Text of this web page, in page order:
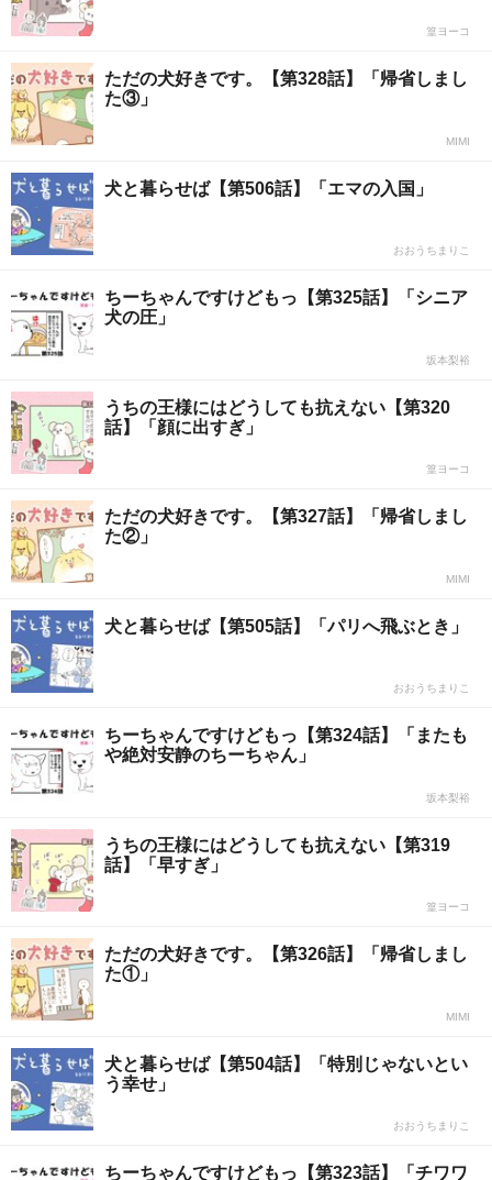
篁ヨーコ
ただの犬好きです。【第328話】「帰省しまし
た③」
MIMI
犬と暮らせば【第506話】「エマの入国」
おおうちまりこ
ちーちゃんですけどもっ【第325話】「シニア
犬の圧」
坂本梨裕
うちの王様にはどうしても抗えない【第320
話】「顔に出すぎ」
篁ヨーコ
ただの犬好きです。【第327話】「帰省しまし
た②」
MIMI
犬と暮らせば【第505話】「パリへ飛ぶとき」
おおうちまりこ
ちーちゃんですけどもっ【第324話】「またも
や絶対安静のちーちゃん」
坂本梨裕
うちの王様にはどうしても抗えない【第319
話】「早すぎ」
篁ヨーコ
ただの犬好きです。【第326話】「帰省しまし
た①」
MIMI
犬と暮らせば【第504話】「特別じゃないとい
う幸せ」
おおうちまりこ
ちーちゃんですけどもっ【第323話】「チワワ